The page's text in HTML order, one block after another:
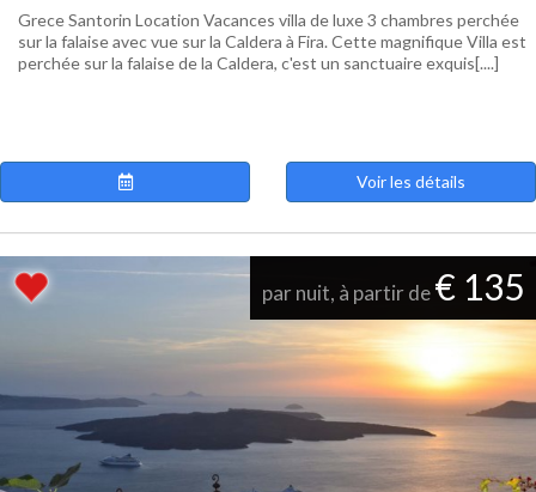
Grece Santorin Location Vacances villa de luxe 3 chambres perchée
sur la falaise avec vue sur la Caldera à Fira. Cette magnifique Villa est
perchée sur la falaise de la Caldera, c'est un sanctuaire exquis[....]
Voir les détails
par nuit, à partir de€ 135